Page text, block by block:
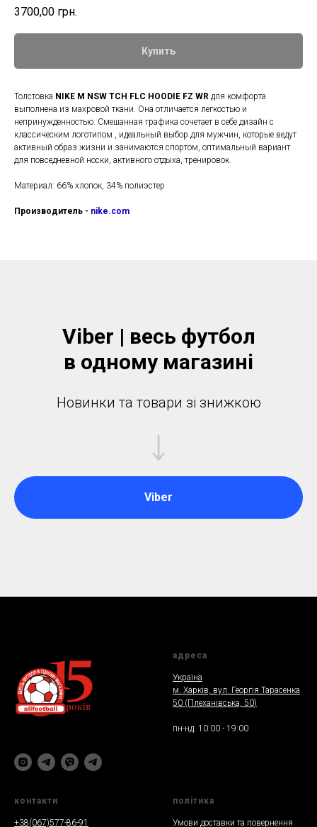
3700,00 грн.
Купить
Толстовка NIKE M NSW TCH FLC HOODIE FZ WR для комфорта
выполнена из махровой ткани. Она отличается легкостью и
непринужденностью. Смешанная графика сочетает в себе дизайн с
классическим логотипом , идеальный выбор для мужчин, которые ведут
активный образ жизни и занимаются спортом, оптимальный вариант
для повседневной носки, активного отдыха, тренировок.
Материал: 66% хлопок, 34% полиэстер
Производитель - nike.com
Viber | весь футбол
в одному магазинi
Новинки та товари зі знижкою
Viber
адреса
Україна
м. Харкiв, вул. Георгія Тарасенка
50 (Плеханiвська, 50)
пн-нд: 10:00 - 19:00
контакти
+38(067)577-86-91
полiтика
Умови доставки та повернення